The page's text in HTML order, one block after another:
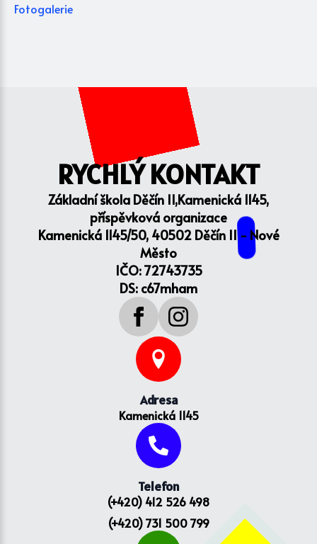
Fotogalerie
RYCHLÝ KONTAKT
Základní škola Děčín II,Kamenická 1145,
příspěvková organizace
Kamenická 1145/50, 40502 Děčín II - Nové
Město
IČO: 72743735
DS: c67mham
Adresa
Kamenická 1145
Telefon
(+420) 412 526 498
(+420) 731 500 799